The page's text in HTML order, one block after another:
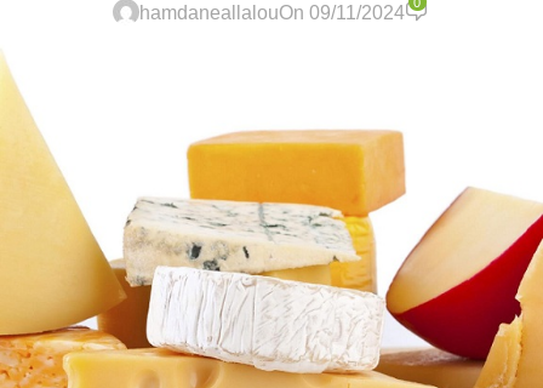
hamdaneallalouOn 09/11/2024